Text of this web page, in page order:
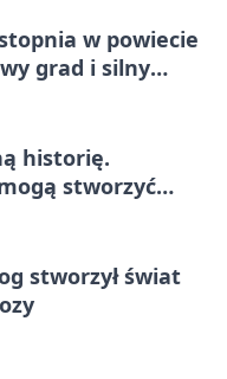
w powiecie
grad i silny
historię.
stworzyć
stworzył świat